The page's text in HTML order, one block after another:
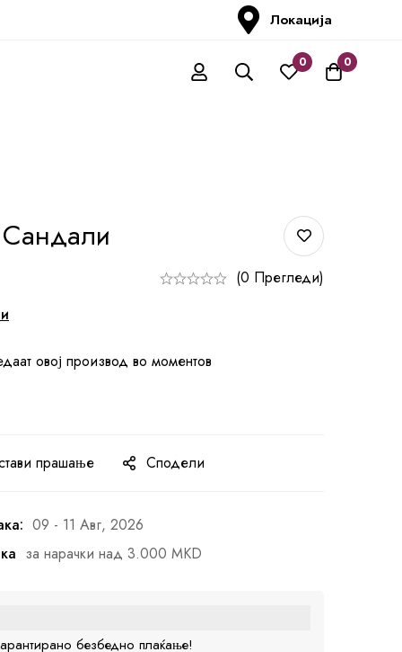
Локација
0 0
(0 Прегледи)
овој производ во моментов
прашање Сподели
09 - 11 Авг, 2026
за нарачки над 3.000 MKD
безбедно плаќање!